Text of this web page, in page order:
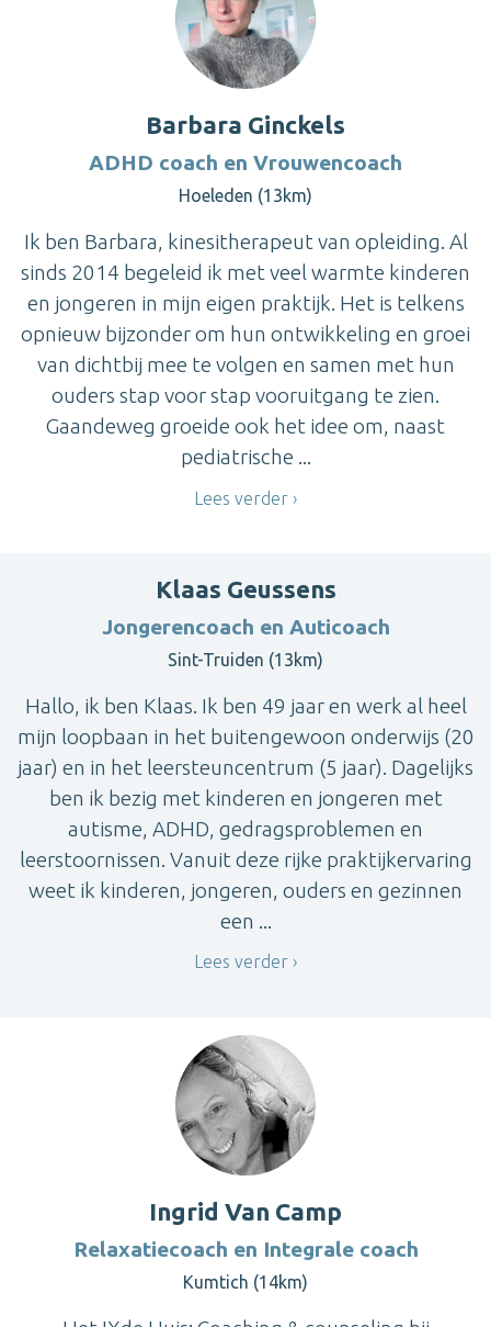
Barbara Ginckels
ADHD coach en Vrouwencoach
Hoeleden (13km)
Ik ben Barbara, kinesitherapeut van opleiding. Al
sinds 2014 begeleid ik met veel warmte kinderen
en jongeren in mijn eigen praktijk. Het is telkens
opnieuw bijzonder om hun ontwikkeling en groei
van dichtbij mee te volgen en samen met hun
ouders stap voor stap vooruitgang te zien.
Gaandeweg groeide ook het idee om, naast
pediatrische ...
Lees verder
Klaas Geussens
Jongerencoach en Auticoach
Sint-Truiden (13km)
Hallo, ik ben Klaas. Ik ben 49 jaar en werk al heel
mijn loopbaan in het buitengewoon onderwijs (20
jaar) en in het leersteuncentrum (5 jaar). Dagelijks
ben ik bezig met kinderen en jongeren met
autisme, ADHD, gedragsproblemen en
leerstoornissen. Vanuit deze rijke praktijkervaring
weet ik kinderen, jongeren, ouders en gezinnen
een ...
Lees verder
Ingrid Van Camp
Relaxatiecoach en Integrale coach
Kumtich (14km)